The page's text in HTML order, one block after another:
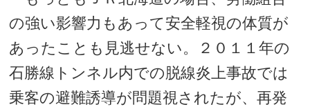
の強い影響力もあって安全軽視の体質が
あったことも見逃せない。２０１１年の
石勝線トンネル内での脱線炎上事故では
乗客の避難誘導が問題視されたが、再発